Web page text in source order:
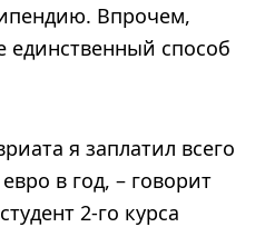
Впрочем,
способ
я заплатил всего
в год, – говорит
2-го курса